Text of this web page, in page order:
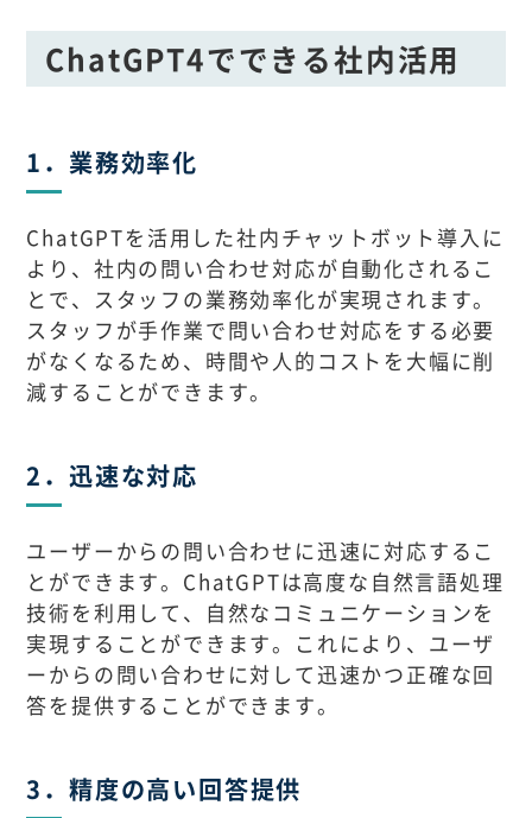
ChatGPT4でできる社内活用
1．業務効率化
ChatGPTを活用した社内チャットボット導入に
より、社内の問い合わせ対応が自動化されるこ
とで、スタッフの業務効率化が実現されます。
スタッフが手作業で問い合わせ対応をする必要
がなくなるため、時間や人的コストを大幅に削
減することができます。
2．迅速な対応
ユーザーからの問い合わせに迅速に対応するこ
とができます。ChatGPTは高度な自然言語処理
技術を利用して、自然なコミュニケーションを
実現することができます。これにより、ユーザ
ーからの問い合わせに対して迅速かつ正確な回
答を提供することができます。
3．精度の高い回答提供